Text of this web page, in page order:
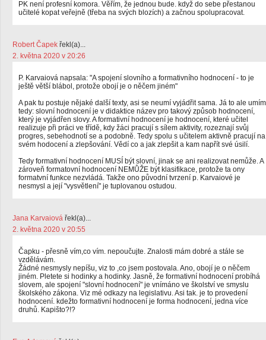
PK není profesní komora. Věřím, že jednou bude. když do sebe přestanou
učitelé kopat veřejně (třeba na svých blozích) a začnou spolupracovat.
Robert Čapek řekl(a)...
2. května 2020 v 20:26
P. Karvaiová napsala: "A spojení slovního a formativního hodnocení - to je
ještě větší blábol, protože obojí je o něčem jiném"
A pak tu postuje nějaké další texty, asi se neumí vyjádřit sama. Já to ale
tedy: slovní hodnocení je v didaktice název pro takový způsob hodnocení,
který je vyjádřen slovy. A formativní hodnocení je hodnocení, které učitel
realizuje při práci ve třídě, kdy žáci pracují s sílem aktivity, rozeznají svůj
progres, sebehodnotí se a podobně. Tedy spolu s učitelem aktivně pracují na
svém hodocení a zlepšování. Vědí co a jak zlepšit a kam napřít své úsilí.
Tedy formativní hodnocení MUSÍ být slovní, jinak se ani realizovat nemůže. A
zároveň formatovní hodnocení NEMŮŽE být klasifikace, protože ta ony
formatvní funkce nezvládá. Takže ono původní tvrzení p. Karvaiové je
nesmysl a její "vysvětlení" je tuplovanou ostudou.
Jana Karvaiová řekl(a)...
2. května 2020 v 20:55
Čapku - přesně vím,co vím. nepoučujte. Znalosti mám dobré a stále se
vzdělávám.
Žádné nesmysly nepíšu, viz to ,co jsem postovala. Ano, obojí je o něčem
jiném. Pletete si hodinky a hodinky. Jasně, že formativní hodnocení probíhá
slovem, ale spojení "slovní hodnocení" je vnímáno ve školství ve smyslu
školského zákona. Viz mé odkazy na legislativu. Asi tak. je to provedení
hodnocení. kdežto formativní hodnocení je forma hodnocení, jedna více
druhů. Kapišto?!?